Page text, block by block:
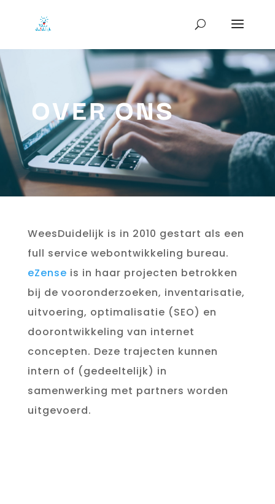
OVER ONS
WeesDuidelijk is in 2010 gestart als een
full service webontwikkeling bureau.
eZense is in haar projecten betrokken
bij de vooronderzoeken, inventarisatie,
uitvoering, optimalisatie (SEO) en
doorontwikkeling van internet
concepten. Deze trajecten kunnen
intern of (gedeeltelijk) in
samenwerking met partners worden
uitgevoerd.